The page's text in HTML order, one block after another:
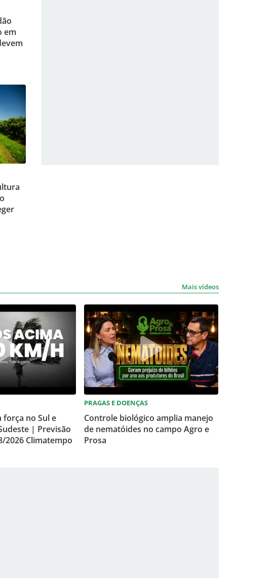
em
Mais vídeos
força no Sul e
| Previsão
2026 Climatempo
PRAGAS E DOENÇAS
Controle biológico amplia manejo
de nematóides no campo Agro e
Prosa